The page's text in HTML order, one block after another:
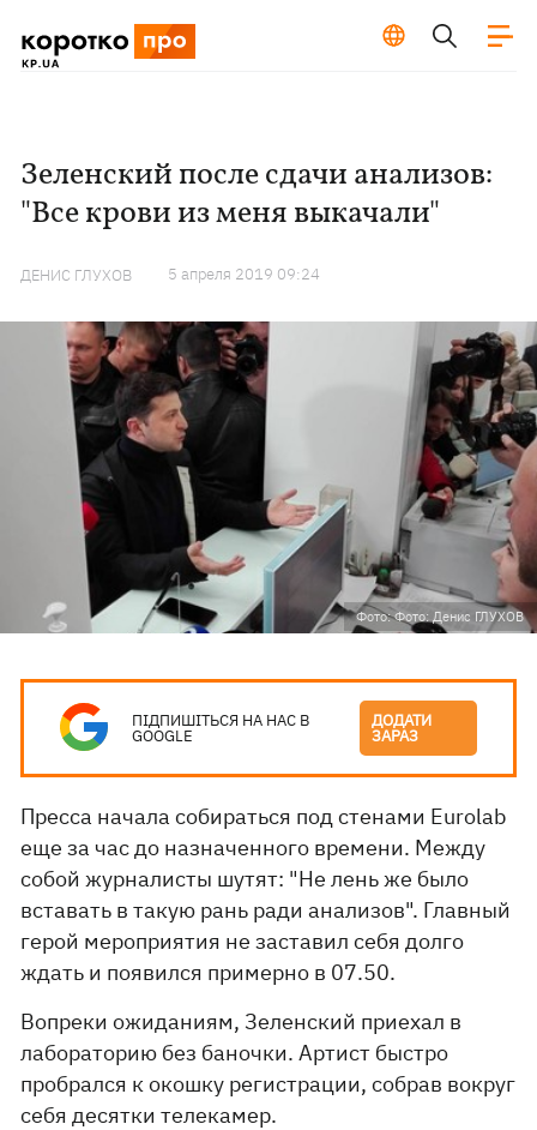
Зеленский после сдачи анализов:
"Все крови из меня выкачали"
ДЕНИС ГЛУХОВ 5 апреля 2019 09:24
Фото: Фото: Денис ГЛУХОВ
ПІДПИШІТЬСЯ НА НАС В
GOOGLE
ДОДАТИ
ЗАРАЗ
Пресса начала собираться под стенами Eurolab
еще за час до назначенного времени. Между
собой журналисты шутят: "Не лень же было
вставать в такую рань ради анализов". Главный
герой мероприятия не заставил себя долго
ждать и появился примерно в 07.50.
Вопреки ожиданиям, Зеленский приехал в
лабораторию без баночки. Артист быстро
пробрался к окошку регистрации, собрав вокруг
себя десятки телекамер.